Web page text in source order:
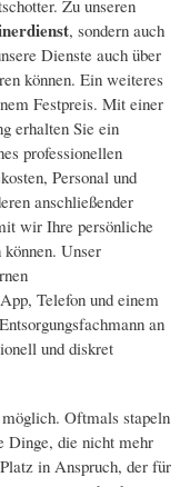
Zu unseren
, sondern auch
Dienste auch über
können. Ein weiteres
Festpreis. Mit einer
erhalten Sie ein
professionellen
Personal und
anschließender
wir Ihre persönliche
Unser
Telefon und einem
an
und diskret
Oftmals stapeln
Dinge, die nicht mehr
in Anspruch, der für